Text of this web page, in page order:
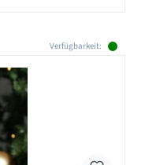
Verfügbarkeit: